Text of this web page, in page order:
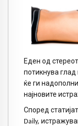
Еден од
потикнува
ќе ги
најновите
Според
Daily,